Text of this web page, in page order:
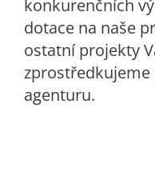
konkurenčních
dotace na naše
ostatní projekty
zprostředkujeme
agenturu.